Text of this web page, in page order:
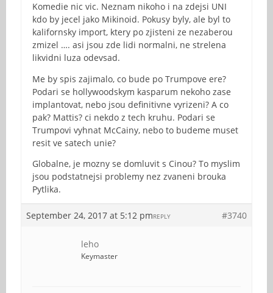
Komedie nic vic. Neznam nikoho i na zdejsi UNI
kdo by jecel jako Mikinoid. Pokusy byly, ale byl to
kalifornsky import, ktery po zjisteni ze nezaberou
zmizel …. asi jsou zde lidi normalni, ne strelena
likvidni luza odevsad.
Me by spis zajimalo, co bude po Trumpove ere?
Podari se hollywoodskym kasparum nekoho zase
implantovat, nebo jsou definitivne vyrizeni? A co
pak? Mattis? ci nekdo z tech kruhu. Podari se
Trumpovi vyhnat McCainy, nebo to budeme muset
resit ve satech unie?
Globalne, je mozny se domluvit s Cinou? To myslim
jsou podstatnejsi problemy nez zvaneni brouka
Pytlika.
September 24, 2017 at 5:12 pm #3740
REPLY
leho
Keymaster